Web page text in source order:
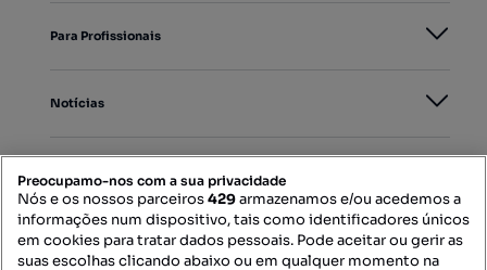
Para Profissionais
Notícias
Mapa do Site
Preocupamo-nos com a sua privacidade
Nós e os nossos parceiros429armazenamos e/ou acedemos a
informações num dispositivo, tais como identificadores únicos
em cookies para tratar dados pessoais. Pode aceitar ou gerir as
suas escolhas clicando abaixo ou em qualquer momento na